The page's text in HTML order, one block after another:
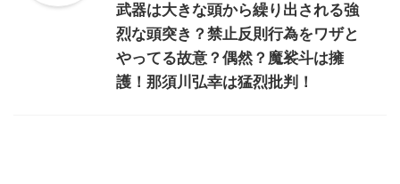
武器は大きな頭から繰り出される強
烈な頭突き？禁止反則行為をワザと
やってる故意？偶然？魔裟斗は擁
護！那須川弘幸は猛烈批判！